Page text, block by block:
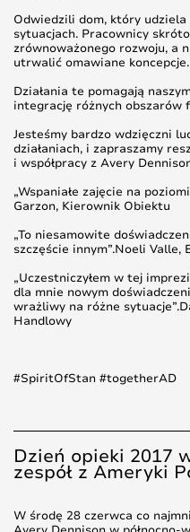
Odwiedzili dom, który
sytuacjach. Pracownicy
zrównoważonego rozwoju, a
utrwalić omawiane koncepcje.
Działania te pomagają
integrację różnych obszarów
Jesteśmy bardzo wdzięczni
działaniach, i zapraszamy
i współpracy z Avery
„Wspaniałe zajęcie na
Garzon, Kierownik Obiektu
„To niesamowite
szczęście innym”.Noeli Valle,
„Uczestniczyłem w tej
dla mnie nowym
wrażliwy na różne
Handlowy
#SpiritOfStan #togetherAD
Dzień opieki 2017
zespół z Ameryki
W środę 28 czerwca co